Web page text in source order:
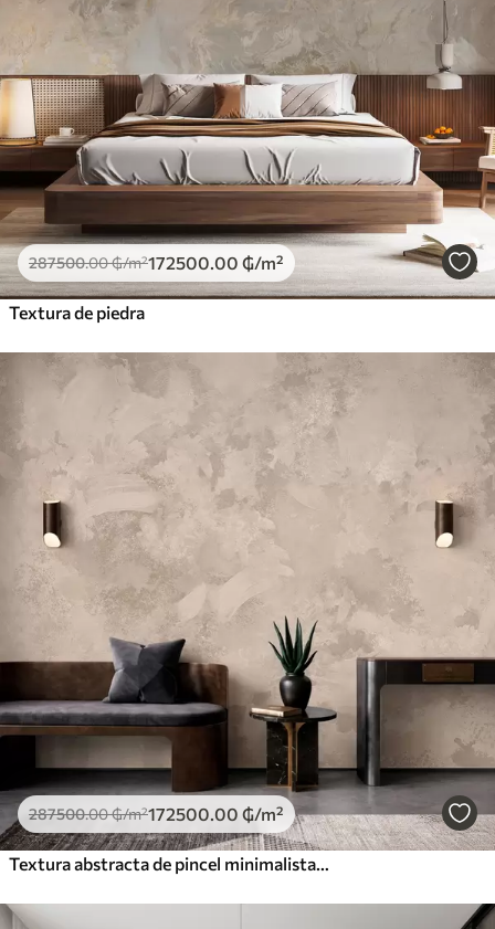
287500.00₲/m²172500 .00 ₲/m²
Textura de piedra
287500.00₲/m²172500 .00 ₲/m²